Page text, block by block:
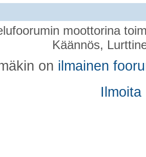
moottorina
Käännös,
on ilmainen